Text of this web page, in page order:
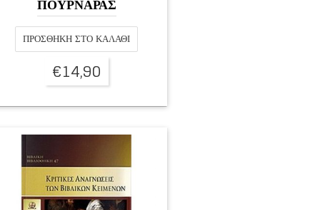
ΠΡΟΣΘΉΚΗ ΣΤΟ ΚΑΛΆΘΙ
€14,90